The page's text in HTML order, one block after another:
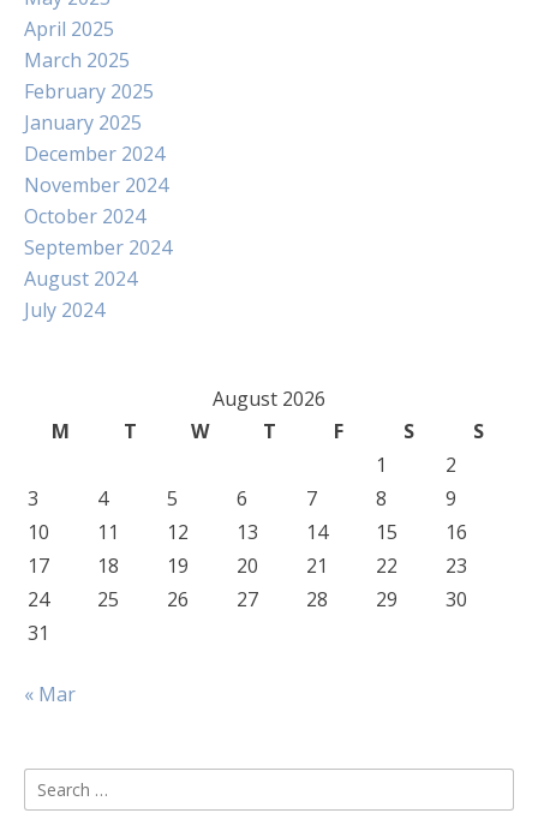
April 2025
March 2025
February 2025
January 2025
December 2024
November 2024
October 2024
September 2024
August 2024
July 2024
August 2026
M
T W T F S
S
1
2
3
4 5 6 7 8
9
10
11 12 13 14 15
16
17
18 19 20 21 22
23
24
25 26 27 28 29
30
31
« Mar
Search
for: